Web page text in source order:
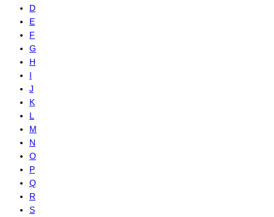
D
E
F
G
H
I
J
K
L
M
N
O
P
Q
R
S